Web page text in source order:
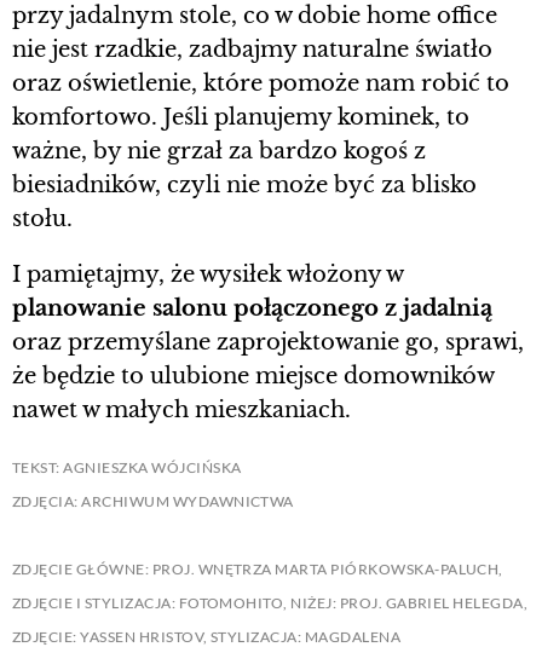
przy jadalnym stole, co w dobie home office
nie jest rzadkie, zadbajmy naturalne światło
oraz oświetlenie, które pomoże nam robić to
komfortowo. Jeśli planujemy kominek, to
ważne, by nie grzał za bardzo kogoś z
biesiadników, czyli nie może być za blisko
stołu.
I pamiętajmy, że wysiłek włożony w
planowanie salonu połączonego z jadalnią
oraz przemyślane zaprojektowanie go, sprawi,
że będzie to ulubione miejsce domowników
nawet w małych mieszkaniach.
TEKST: AGNIESZKA WÓJCIŃSKA
ZDJĘCIA: ARCHIWUM WYDAWNICTWA
ZDJĘCIE GŁÓWNE: PROJ. WNĘTRZA MARTA PIÓRKOWSKA-PALUCH,
ZDJĘCIE I STYLIZACJA: FOTOMOHITO, NIŻEJ: PROJ. GABRIEL HELEGDA,
ZDJĘCIE: YASSEN HRISTOV, STYLIZACJA: MAGDALENA